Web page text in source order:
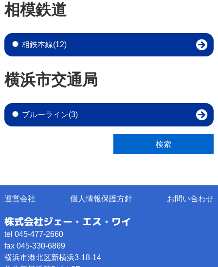
相模鉄道
相鉄本線(12)
横浜市交通局
ブルーライン(3)
運営会社 個人情報保護方針 お問い合わせ
株式会社ジェー・エス・ワイ
tel 045-477-2660
fax 045-330-6869
横浜市港北区新横浜3-18-14